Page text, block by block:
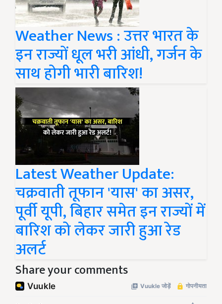
Weather News : उत्तर भारत के
इन राज्यों धूल भरी आंधी, गर्जन के
साथ होगी भारी बारिश!
Latest Weather Update:
चक्रवाती तूफान 'यास' का असर,
पूर्वी यूपी, बिहार समेत इन राज्यों में
बारिश को लेकर जारी हुआ रेड
अलर्ट
Share your comments